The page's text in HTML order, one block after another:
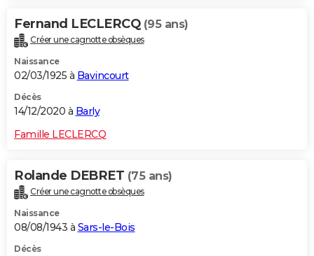
Fernand LECLERCQ (95 ans)
Créer une cagnotte obsèques
Naissance
02/03/1925 à Bavincourt
Décès
14/12/2020 à Barly
Famille LECLERCQ
Rolande DEBRET (75 ans)
Créer une cagnotte obsèques
Naissance
08/08/1943 à Sars-le-Bois
Décès